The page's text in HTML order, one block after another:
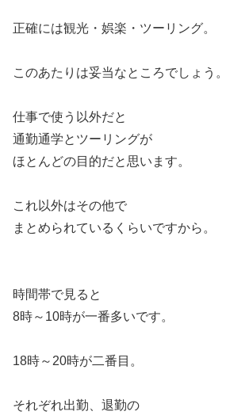
正確には観光・娯楽・ツーリング。
このあたりは妥当なところでしょう。
仕事で使う以外だと
通勤通学とツーリングが
ほとんどの目的だと思います。
これ以外はその他で
まとめられているくらいですから。
時間帯で見ると
8時～10時が一番多いです。
18時～20時が二番目。
それぞれ出勤、退勤の